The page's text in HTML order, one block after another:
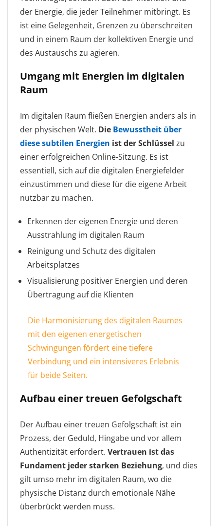
der Energie, die jeder Teilnehmer mitbringt. Es
ist eine Gelegenheit, Grenzen zu überschreiten
und in einem Raum der kollektiven Energie und
des Austauschs zu agieren.
Umgang mit Energien im digitalen
Raum
Im digitalen Raum fließen Energien anders als in
der physischen Welt. Die Bewusstheit über
diese subtilen Energien ist der Schlüssel zu
einer erfolgreichen Online-Sitzung. Es ist
essentiell, sich auf die digitalen Energiefelder
einzustimmen und diese für die eigene Arbeit
nutzbar zu machen.
Erkennen der eigenen Energie und deren
Ausstrahlung im digitalen Raum
Reinigung und Schutz des digitalen
Arbeitsplatzes
Visualisierung positiver Energien und deren
Übertragung auf die Klienten
Die Harmonisierung des digitalen Raumes
mit den eigenen energetischen
Schwingungen fördert eine tiefere
Verbindung und ein intensiveres Erlebnis
für beide Seiten.
Aufbau einer treuen Gefolgschaft
Der Aufbau einer treuen Gefolgschaft ist ein
Prozess, der Geduld, Hingabe und vor allem
Authentizität erfordert. Vertrauen ist das
Fundament jeder starken Beziehung, und dies
gilt umso mehr im digitalen Raum, wo die
physische Distanz durch emotionale Nähe
überbrückt werden muss.